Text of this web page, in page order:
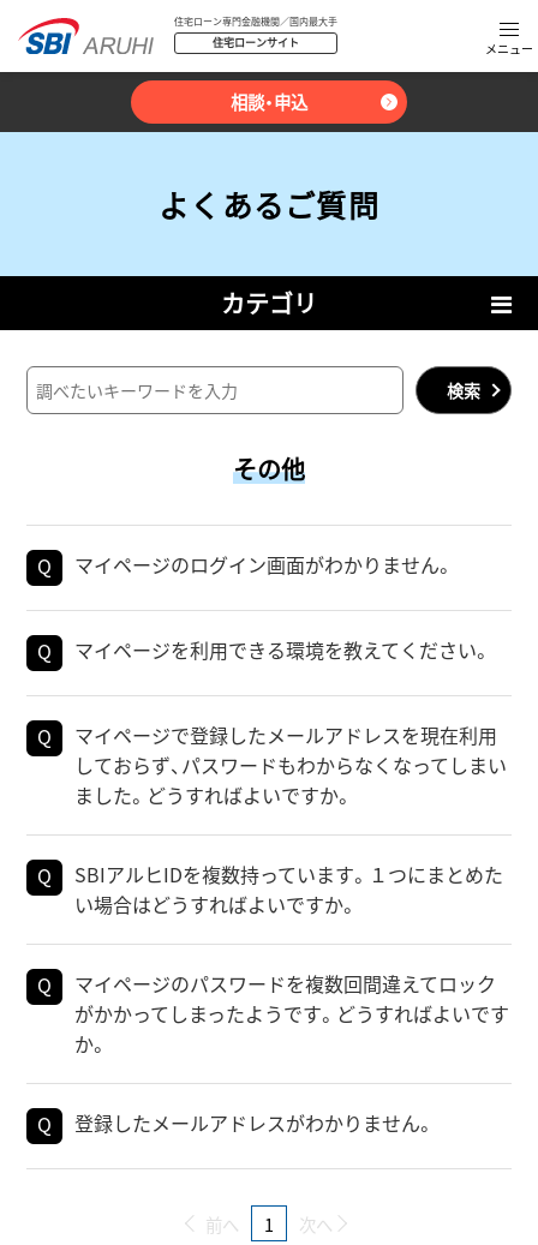
住宅ローン専門金融機関／国内最大手
住宅ローンサイト
相談・申込
よくあるご質問
カテゴリ
検索
その他
マイページのログイン画面がわかりません。
マイページを利用できる環境を教えてください。
マイページで登録したメールアドレスを現在利用
しておらず、パスワードもわからなくなってしまい
ました。どうすればよいですか。
SBIアルヒIDを複数持っています。１つにまとめた
い場合はどうすればよいですか。
マイページのパスワードを複数回間違えてロック
がかかってしまったようです。どうすればよいです
か。
登録したメールアドレスがわかりません。
前へ 1 次へ